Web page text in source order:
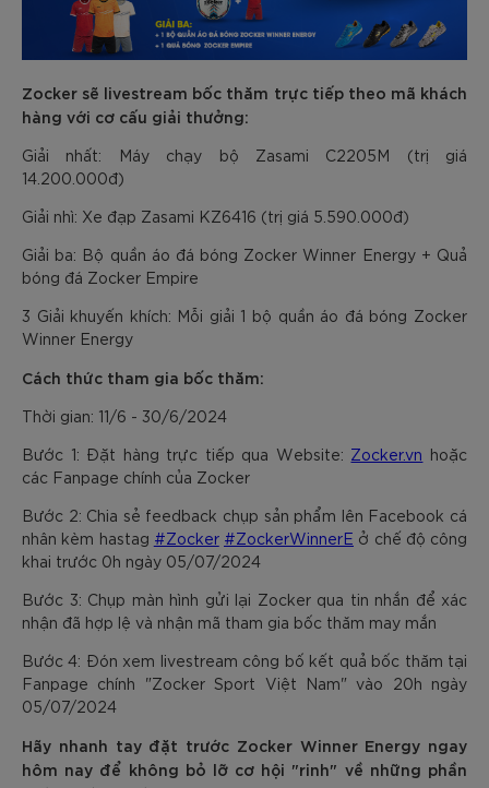
Zocker sẽ livestream bốc thăm trực tiếp theo mã khách
hàng với cơ cấu giải thưởng:
Giải nhất: Máy chạy bộ Zasami C2205M (trị giá
14.200.000đ)
Giải nhì: Xe đạp Zasami KZ6416 (trị giá 5.590.000đ)
Giải ba: Bộ quần áo đá bóng Zocker Winner Energy + Quả
bóng đá Zocker Empire
3 Giải khuyến khích: Mỗi giải 1 bộ quần áo đá bóng Zocker
Winner Energy
Cách thức tham gia bốc thăm:
Thời gian: 11/6 - 30/6/2024
Bước 1: Đặt hàng trực tiếp qua Website: Zocker.vn hoặc
các Fanpage chính của Zocker
Bước 2: Chia sẻ feedback chụp sản phẩm lên Facebook cá
nhân kèm hastag #Zocker #ZockerWinnerE ở chế độ công
khai trước 0h ngày 05/07/2024
Bước 3: Chụp màn hình gửi lại Zocker qua tin nhắn để xác
nhận đã hợp lệ và nhận mã tham gia bốc thăm may mắn
Bước 4: Đón xem livestream công bố kết quả bốc thăm tại
Fanpage chính "Zocker Sport Việt Nam" vào 20h ngày
05/07/2024
Hãy nhanh tay đặt trước Zocker Winner Energy ngay
hôm nay để không bỏ lỡ cơ hội "rinh" về những phần